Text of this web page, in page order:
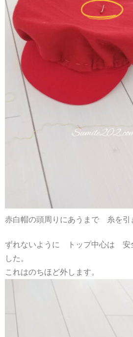
赤白帽の頭周りにあうまで 糸を引
ずれないように トップ中心は 安
した。
これはのちほど外します。